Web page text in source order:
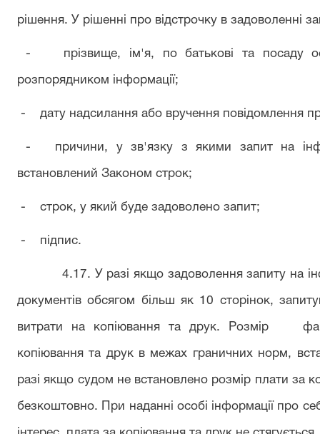
рішення. У рішенні про відстрочку в задоволенні
- прізвище, ім'я, по батькові та посаду
розпорядником інформації;
- дату надсилання або вручення повідомлення
- причини, у зв'язку з якими запит на
встановлений Законом строк;
- строк, у який буде задоволено запит;
- підпис.
4.17. У разі якщо задоволення запиту на
документів обсягом більш як 10 сторінок,
витрати на копіювання та друк. Розмір
копіювання та друк в межах граничних норм,
разі якщо судом не встановлено розмір плати за
безкоштовно. При наданні особі інформації про